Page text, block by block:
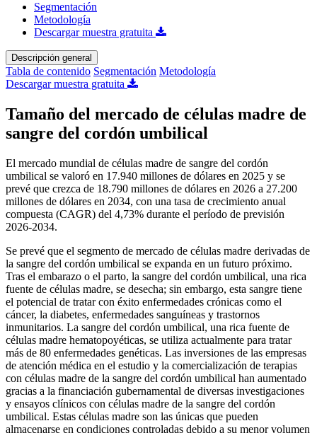
Segmentación
Metodología
Descargar muestra gratuita
Descripción general
Tabla de contenido Segmentación Metodología
Descargar muestra gratuita
Tamaño del mercado de células madre de
sangre del cordón umbilical
El mercado mundial de células madre de sangre del cordón
umbilical se valoró en 17.940 millones de dólares en 2025 y se
prevé que crezca de 18.790 millones de dólares en 2026 a 27.200
millones de dólares en 2034, con una tasa de crecimiento anual
compuesta (CAGR) del 4,73% durante el período de previsión
2026-2034.
Se prevé que el segmento de mercado de células madre derivadas de
la sangre del cordón umbilical se expanda en un futuro próximo.
Tras el embarazo o el parto, la sangre del cordón umbilical, una rica
fuente de células madre, se desecha; sin embargo, esta sangre tiene
el potencial de tratar con éxito enfermedades crónicas como el
cáncer, la diabetes, enfermedades sanguíneas y trastornos
inmunitarios. La sangre del cordón umbilical, una rica fuente de
células madre hematopoyéticas, se utiliza actualmente para tratar
más de 80 enfermedades genéticas. Las inversiones de las empresas
de atención médica en el estudio y la comercialización de terapias
con células madre de la sangre del cordón umbilical han aumentado
gracias a la financiación gubernamental de diversas investigaciones
y ensayos clínicos con células madre de la sangre del cordón
umbilical. Estas células madre son las únicas que pueden
almacenarse en condiciones controladas debido a su menor volumen